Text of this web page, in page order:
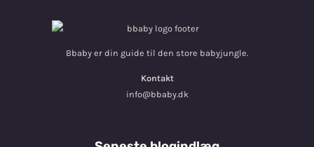
Bbaby er din guide til den store babyjungle.
Kontakt
info@bbaby.dk